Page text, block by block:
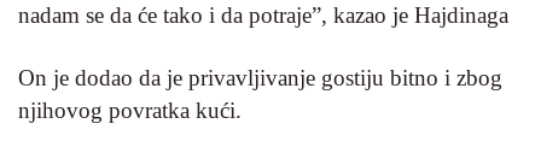
nadam se da će tako i da potraje”, kazao je Hajdinaga
On je dodao da je privavljivanje gostiju bitno i zbog
njihovog povratka kući.